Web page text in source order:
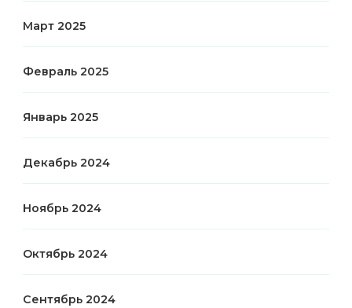
Март 2025
Февраль 2025
Январь 2025
Декабрь 2024
Ноябрь 2024
Октябрь 2024
Сентябрь 2024